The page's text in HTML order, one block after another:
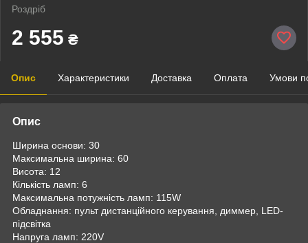
Роздріб
2 555 ₴
Опис Характеристики Доставка Оплата Умови
Опис
Ширина основи: 30
Максимальна ширина: 60
Висота: 12
Кількість ламп: 6
Максимальна потужність ламп: 115W
Обладнання: пульт дистанційного керування, диммер, LED-
підсвітка
Напруга ламп: 220V